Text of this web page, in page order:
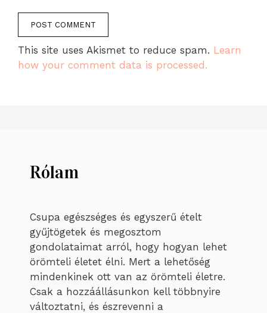
This site uses Akismet to reduce spam. Learn
how your comment data is processed.
Rólam
Csupa egészséges és egyszerű ételt
gyűjtögetek és megosztom
gondolataimat arról, hogy hogyan lehet
örömteli életet élni. Mert a lehetőség
mindenkinek ott van az örömteli életre.
Csak a hozzáállásunkon kell többnyire
változtatni, és észrevenni a